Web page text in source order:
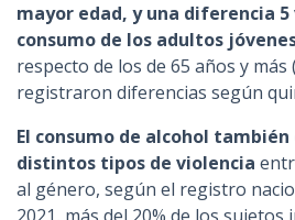
mayor edad, y una diferencia 5
consumo de los adultos
respecto de los de 65 años y más
registraron diferencias según
El consumo de alcohol
distintos tipos de violencia
al género, según el registro